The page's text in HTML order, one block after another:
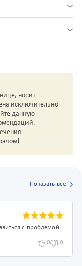
носит
исключительно
данную
Показать все
с проблемой.
0 0